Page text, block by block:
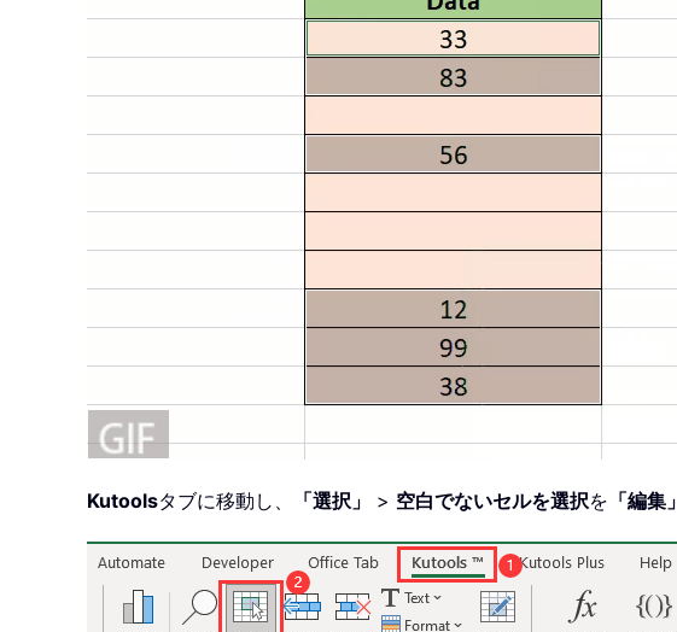
Kutoolsタブに移動し、 「選択」 > 空白でないセルを選択を 「編集」